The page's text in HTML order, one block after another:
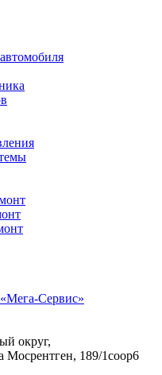
округ,
Мосрентген, 189/1соор6